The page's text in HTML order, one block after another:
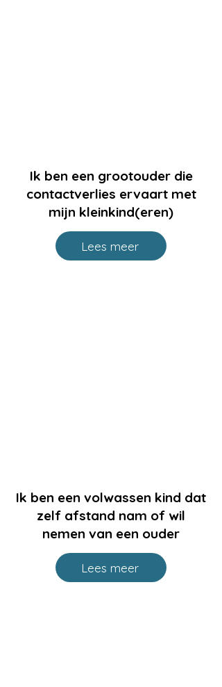
Ik ben een grootouder die
contactverlies ervaart met
mijn kleinkind(eren)
Lees meer
Ik ben een volwassen kind dat
zelf afstand nam of wil
nemen van een ouder
Lees meer